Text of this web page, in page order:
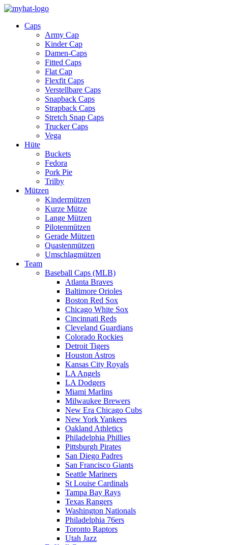
Caps
Army Cap
Kinder Cap
Damen-Caps
Fitted Caps
Flat Cap
Flexfit Caps
Verstellbare Caps
Snapback Caps
Strapback Caps
Stretch Snap Caps
Trucker Caps
Vega
Hüte
Buckets
Fedora
Pork Pie
Trilby
Mützen
Kindermützen
Kurze Mütze
Lange Mützen
Pilotenmützen
Gerade Mützen
Quastenmützen
Umschlagmützen
Team
Baseball Caps (MLB)
Atlanta Braves
Baltimore Orioles
Boston Red Sox
Chicago White Sox
Cincinnati Reds
Cleveland Guardians
Colorado Rockies
Detroit Tigers
Houston Astros
Kansas City Royals
LA Angels
LA Dodgers
Miami Marlins
Milwaukee Brewers
New Era Chicago Cubs
New York Yankees
Oakland Athletics
Philadelphia Phillies
Pittsburgh Pirates
San Diego Padres
San Francisco Giants
Seattle Mariners
St Louise Cardinals
Tampa Bay Rays
Texas Rangers
Washington Nationals
Philadelphia 76ers
Toronto Raptors
Utah Jazz